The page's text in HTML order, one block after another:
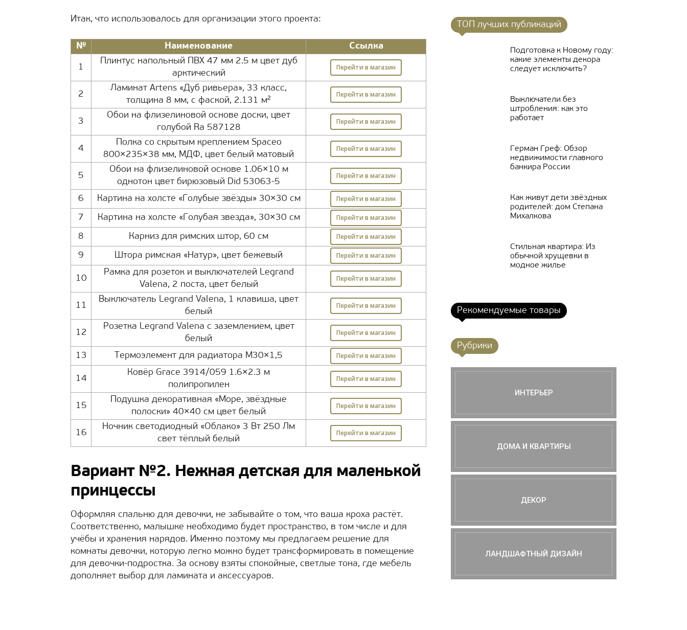
Итак, что использовалось для организации этого проекта:
№ Наименование Ссылка
1
Плинтус напольный ПВХ 47 мм 2.5 м цвет дуб
арктический
Перейти в магазин
2
Ламинат Artens «Дуб ривьера», 33 класс,
толщина 8 мм, с фаской, 2.131 м²
Перейти в магазин
3
Обои на флизелиновой основе доски, цвет
голубой Ra 587128
Перейти в магазин
4
Полка со скрытым креплением Spaceo
800×235×38 мм, МДФ, цвет белый матовый
Перейти в магазин
5
Обои на флизелиновой основе 1.06×10 м
однотон цвет бирюзовый Did 53063-5
Перейти в магазин
6 Картина на холсте «Голубые звёзды» 30×30 см Перейти в магазин
7 Картина на холсте «Голубая звезда», 30×30 см Перейти в магазин
8 Карниз для римских штор, 60 см Перейти в магазин
9 Штора римская «Натур», цвет бежевый Перейти в магазин
10
Рамка для розеток и выключателей Legrand
Valena, 2 поста, цвет белый
Перейти в магазин
11
Выключатель Legrand Valena, 1 клавиша, цвет
белый
Перейти в магазин
12
Розетка Legrand Valena с заземлением, цвет
белый
Перейти в магазин
13 Термоэлемент для радиатора М30×1,5 Перейти в магазин
14
Ковёр Grace 3914/059 1.6×2.3 м
полипропилен
Перейти в магазин
15
Подушка декоративная «Море, звёздные
полоски» 40×40 см цвет белый
Перейти в магазин
16
Ночник светодиодный «Облако» 3 Вт 250 Лм
свет тёплый белый
Перейти в магазин
Вариант №2. Нежная детская для маленькой
принцессы
Оформляя спальню для девочки, не забывайте о том, что ваша кроха растёт.
Соответственно, малышке необходимо будет пространство, в том числе и для
учёбы и хранения нарядов. Именно поэтому мы предлагаем решение для
комнаты девочки, которую легко можно будет трансформировать в помещение
для девочки-подростка. За основу взяты спокойные, светлые тона, где мебель
дополняет выбор для ламината и аксессуаров.
ТОП лучших публикаций
Подготовка к Новому году:
какие элементы декора
следует исключить?
Выключатели без
штробления: как это
работает
Герман Греф: Обзор
недвижимости главного
банкира России
Как живут дети звёздных
родителей: дом Степана
Михалкова
Стильная квартира: Из
обычной хрущевки в
модное жилье
Рекомендуемые товары
Рубрики
ИНТЕРЬЕР
ДОМА И КВАРТИРЫ
ДЕКОР
ЛАНДШАФТНЫЙ ДИЗАЙН